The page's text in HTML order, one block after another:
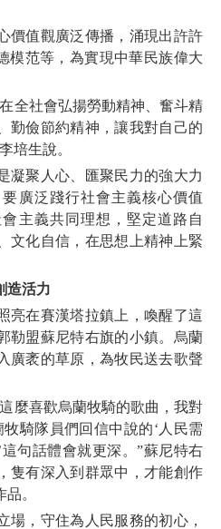
值觀廣泛傳播，涌現出許許
模范等，為實現中華民族偉大
社會弘揚勞動精神、奮斗精
勤儉節約精神，讓我對自己的
培生說。
聚人心、匯聚民力的強大力
廣泛踐行社會主義核心價值
主義共同理想，堅定道路自
文化自信，在思想上精神上緊
造活力
在賽漢塔拉鎮上，喚醒了這
勒盟蘇尼特右旗的小鎮。烏蘭
廣袤的草原，為牧民送去歌聲
喜歡烏蘭牧騎的歌曲，我對
騎隊員們回信中說的‘人民需
句話體會就更深。”蘇尼特右
隻有深入到群眾中，才能創作
。
，守住為人民服務的初心，